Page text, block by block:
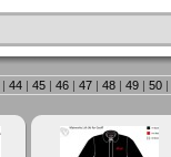
| 44 | 45 | 46 | 47 | 48 | 49 | 50 |